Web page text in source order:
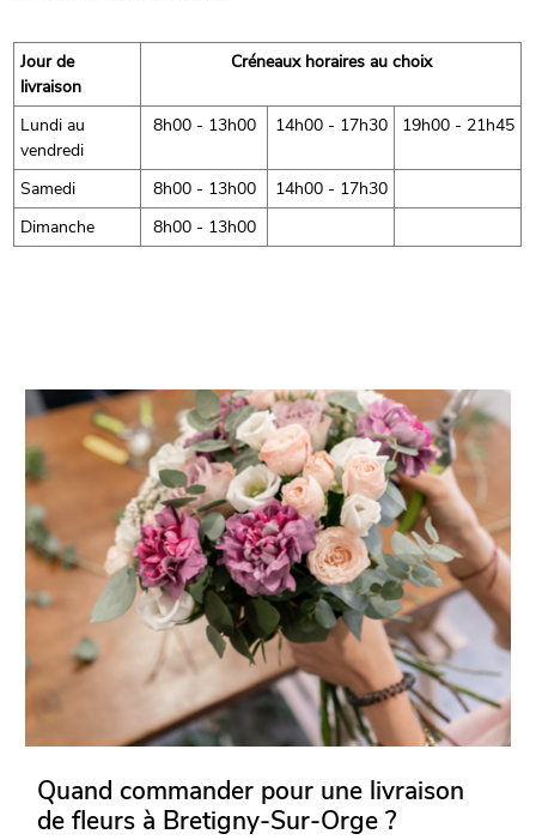
Jour de
livraison
Créneaux horaires au choix
Lundi au
vendredi
8h00 - 13h00 14h00 - 17h30 19h00 - 21h45
Samedi 8h00 - 13h00
14h00 - 17h30
Dimanche
8h00 - 13h00
Quand commander pour une livraison
de fleurs à Bretigny-Sur-Orge ?